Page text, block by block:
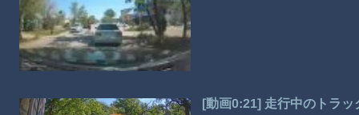
[動画0:21] 走行中のトラッ